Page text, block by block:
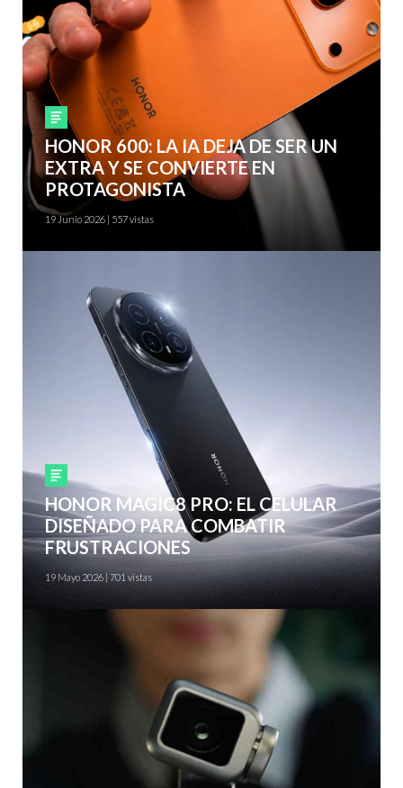
Smartphones
HONOR 600: LA IA DEJA DE SER UN
EXTRA Y SE CONVIERTE EN
PROTAGONISTA
19 Junio 2026 | 557 vistas
Smartphones
HONOR MAGIC8 PRO: EL CELULAR
DISEÑADO PARA COMBATIR
FRUSTRACIONES
19 Mayo 2026 | 701 vistas